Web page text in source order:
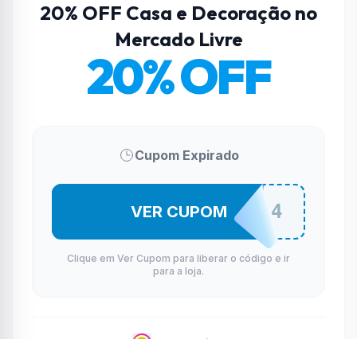
20% OFF Casa e Decoração no
Mercado Livre
20% OFF
Cupom Expirado
T3RC4C4S4
VER CUPOM
Clique em Ver Cupom para liberar o código e ir
para a loja.